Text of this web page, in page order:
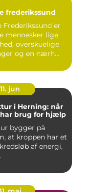
frederikssund
er
mennesker lige
overskuelige
og en nærh...
11. jun
i Herning: når
brug for hjælp
bygger på
at kroppen har et
af energi,